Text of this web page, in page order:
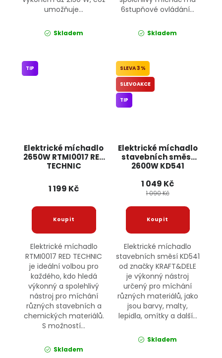
umožňuje...
Skladem
6stupňové ovládání...
Skladem
Elektrické míchadlo
2650W RTMI0017 RED
TECHNIC
TIP
1 199 Kč
Elektrické míchadlo
RTMI0017 RED TECHNIC
je ideální volbou pro
každého, kdo hledá
výkonný a spolehlivý
nástroj pro míchání
různých stavebních a
chemických materiálů.
S možností...
Skladem
Elektrické míchadlo
stavebních směsí
2600W KD541
3 %
SLEVOAKCE
TIP
1 049 Kč
1 090 Kč
Elektrické míchadlo
stavebních směsí KD541
od značky KRAFT&DELE
je výkonný nástroj
určený pro míchání
různých materiálů, jako
jsou barvy, malty,
lepidla, omítky a další...
Skladem